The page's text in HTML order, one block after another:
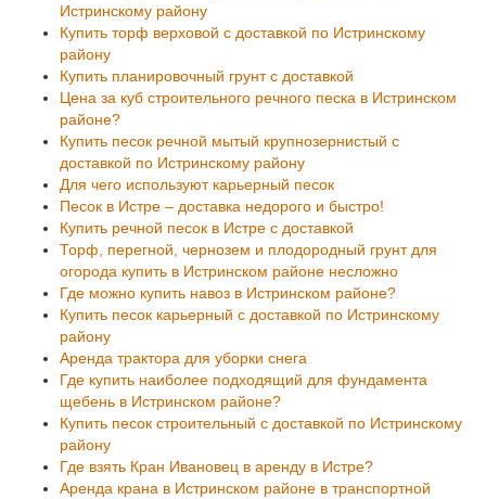
Истринскому району
Купить торф верховой с доставкой по Истринскому
району
Купить планировочный грунт с доставкой
Цена за куб строительного речного песка в Истринском
районе?
Купить песок речной мытый крупнозернистый с
доставкой по Истринскому району
Для чего используют карьерный песок
Песок в Истре – доставка недорого и быстро!
Купить речной песок в Истре с доставкой
Торф, перегной, чернозем и плодородный грунт для
огорода купить в Истринском районе несложно
Где можно купить навоз в Истринском районе?
Купить песок карьерный с доставкой по Истринскому
району
Аренда трактора для уборки снега
Где купить наиболее подходящий для фундамента
щебень в Истринском районе?
Купить песок строительный с доставкой по Истринскому
району
Где взять Кран Ивановец в аренду в Истре?
Аренда крана в Истринском районе в транспортной